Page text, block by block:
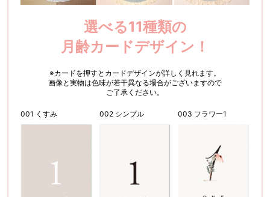
選べる11種類の
月齢カードデザイン！
※カードを押すとカードデザインが詳しく見れます。
画像と実物は色味が若干異なる場合がございますので
ご了承ください。
001 くすみ 002 シンプル 003 フラワー1